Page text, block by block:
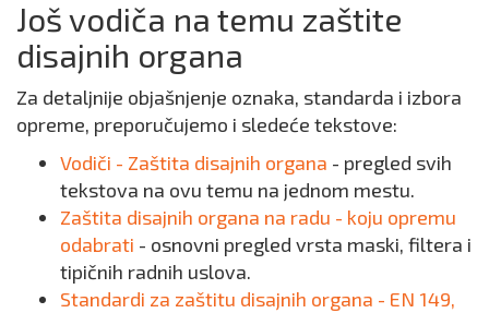
Još vodiča na temu zaštite
disajnih organa
Za detaljnije objašnjenje oznaka, standarda i izbora
opreme, preporučujemo i sledeće tekstove:
Vodiči - Zaštita disajnih organa - pregled svih
tekstova na ovu temu na jednom mestu.
Zaštita disajnih organa na radu - koju opremu
odabrati - osnovni pregled vrsta maski, filtera i
tipičnih radnih uslova.
Standardi za zaštitu disajnih organa - EN 149,